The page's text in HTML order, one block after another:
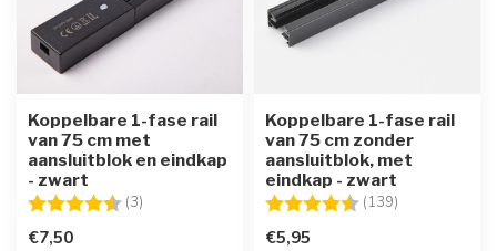
Koppelbare 1-fase rail
van 75 cm met
aansluitblok en eindkap
- zwart
Beoordeling: (3)
€7,50
Koppelbare 1-fase rail
van 75 cm zonder
aansluitblok, met
eindkap - zwart
Beoordeling: (139)
€5,95